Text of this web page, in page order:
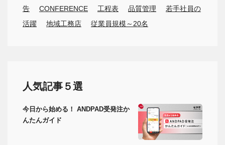
告
CONFERENCE 工程表 品質管理
若手社員の
活躍
地域工務店 従業員規模～20名
人気記事５選
今日から始める！ ANDPAD受発注か
んたんガイド